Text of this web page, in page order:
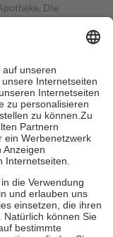
Die
davon als Zuzahlung
Höhe von zehn
fünf Euround
als die tatsächlichen
Apotheken.
beträgt die
Euro je
Gesundheit zu
zu unterstützen,
18. Lebensjahr